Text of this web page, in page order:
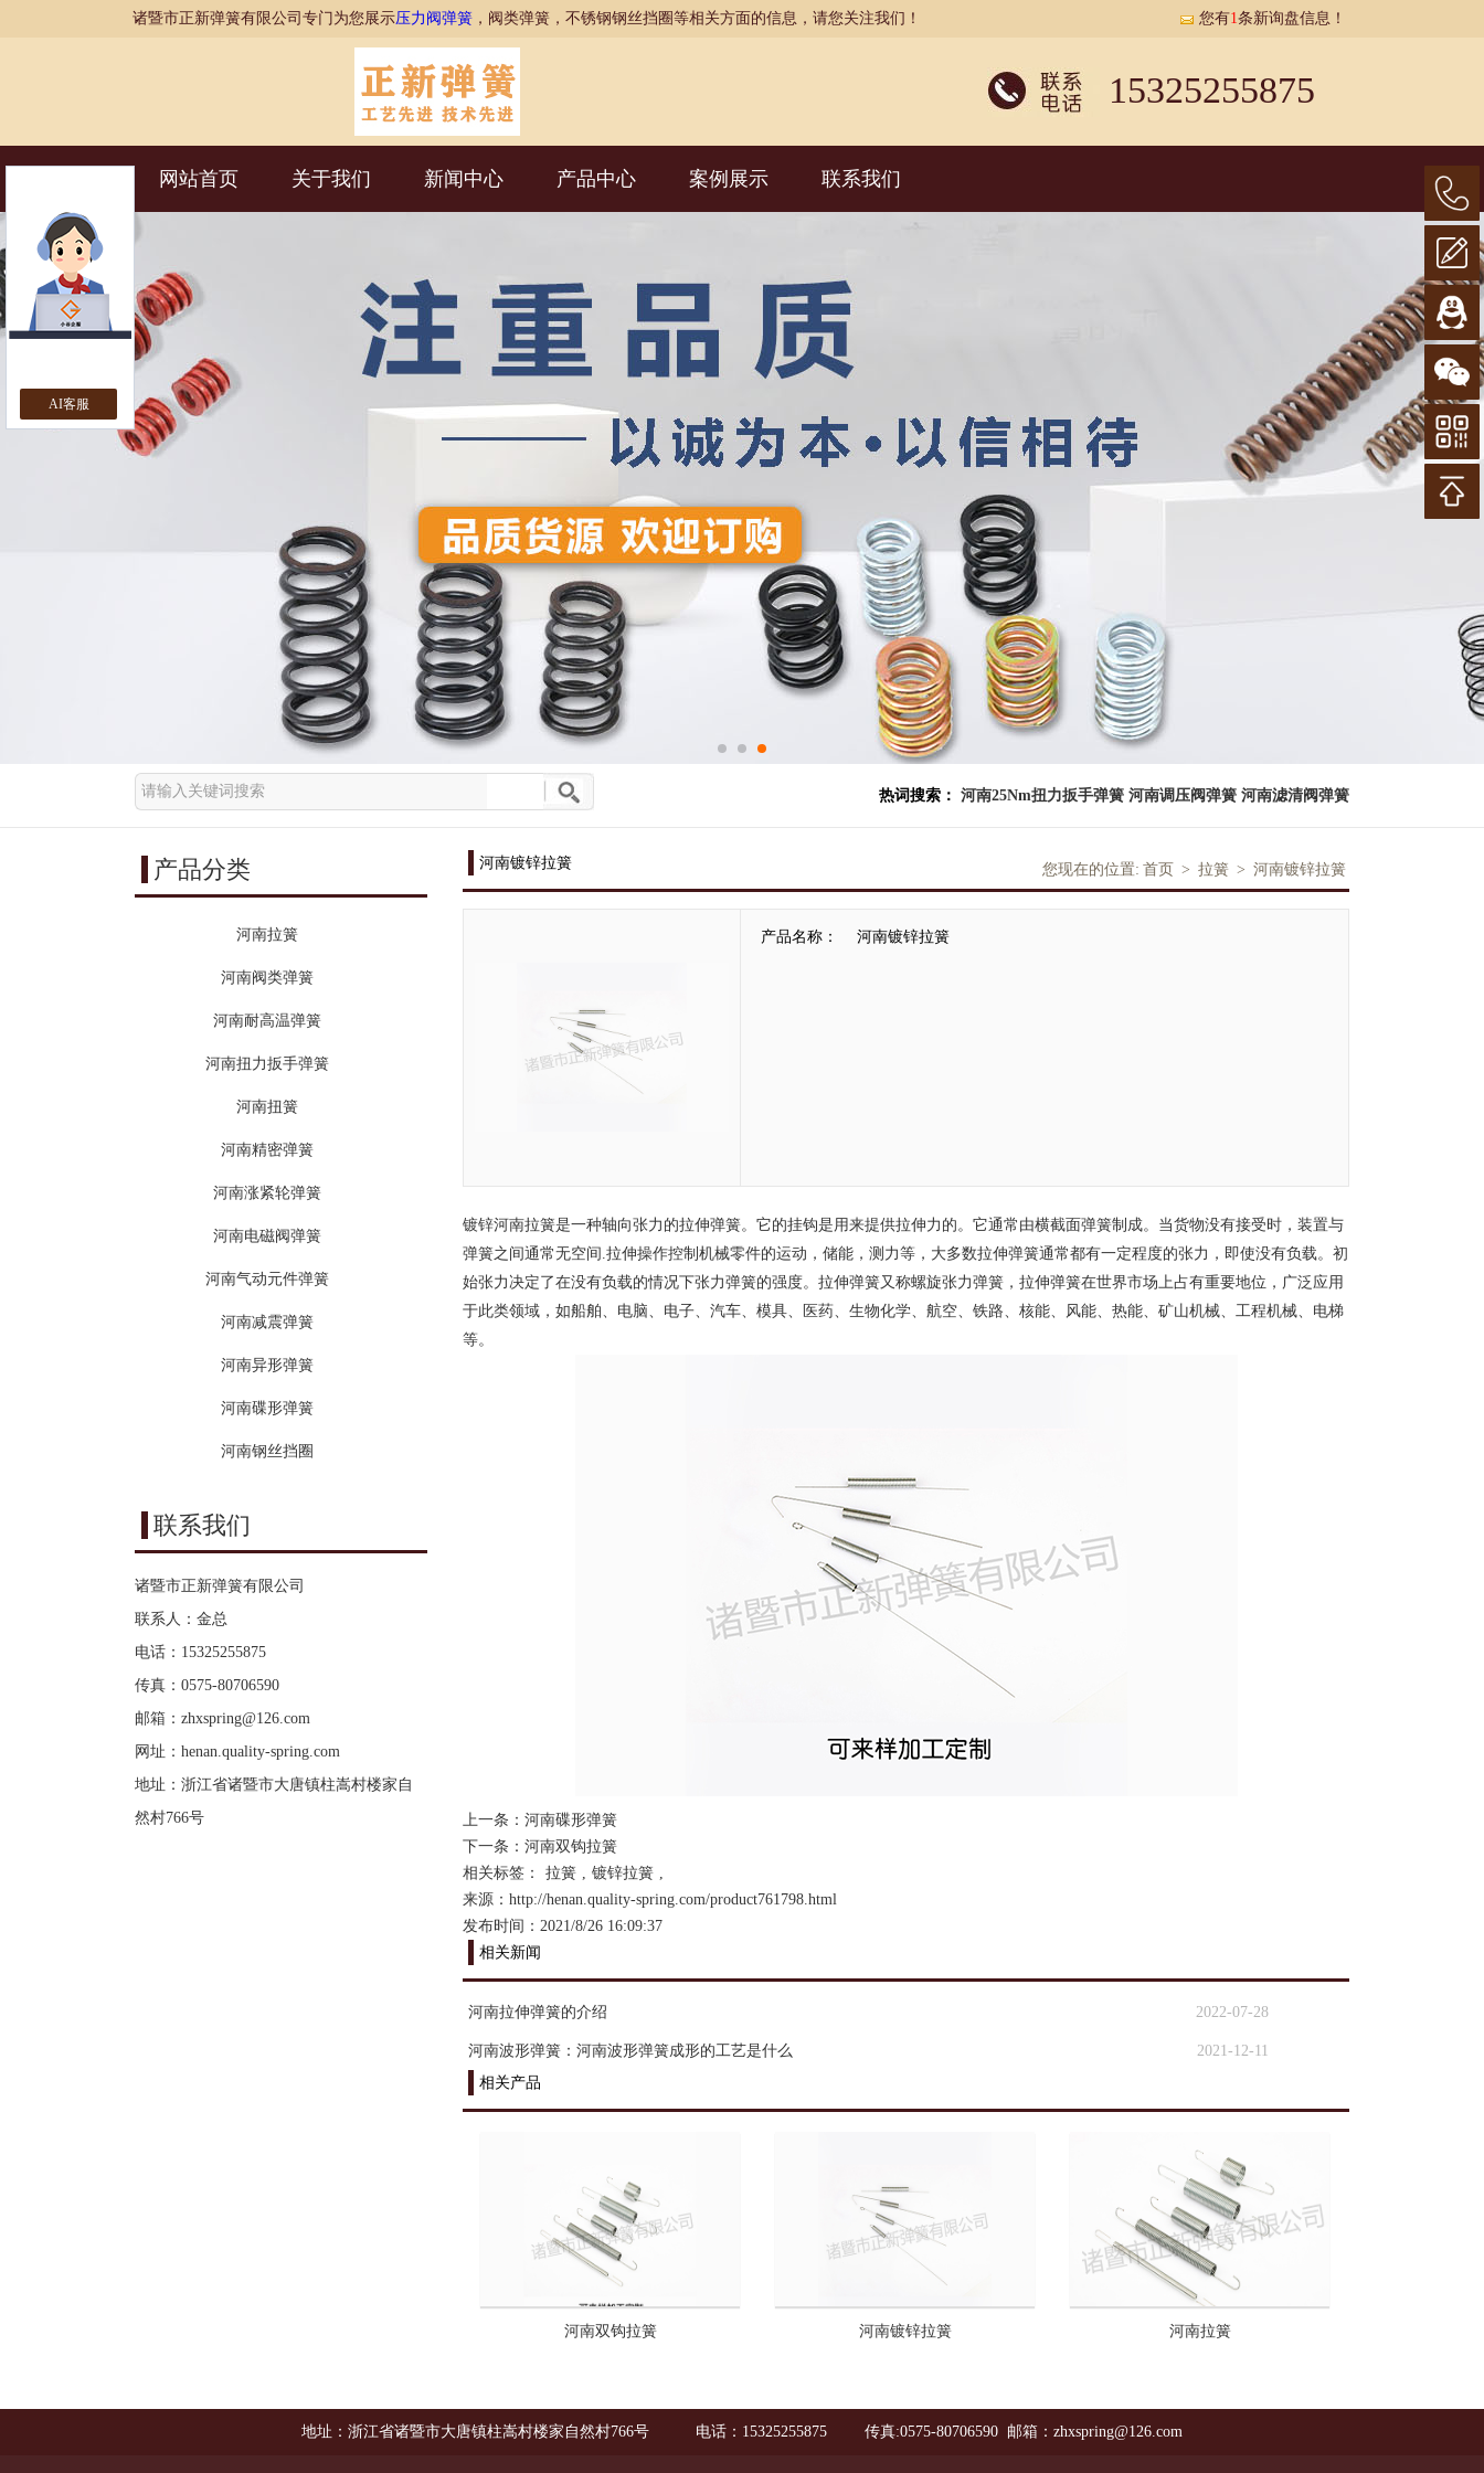
诸暨市正新弹簧有限公司专门为您展示压力阀弹簧 ，阀类弹簧，不锈钢钢丝挡圈等相关方面的信息，请您关注我们！ 您有1条新询盘信息！
15325255875
网站首页 关于我们 新闻中心 产品中心 案例展示 联系我们
热词搜索： 河南25Nm扭力扳手弹簧 河南调压阀弹簧 河南滤清阀弹簧
产品分类
河南拉簧
河南阀类弹簧
河南耐高温弹簧
河南扭力扳手弹簧
河南扭簧
河南精密弹簧
河南涨紧轮弹簧
河南电磁阀弹簧
河南气动元件弹簧
河南减震弹簧
河南异形弹簧
河南碟形弹簧
河南钢丝挡圈
联系我们
诸暨市正新弹簧有限公司
联系人：金总
电话：15325255875
传真：0575-80706590
邮箱： zhxspring@126.com
网址： henan.quality-spring.com
地址：浙江省诸暨市大唐镇柱嵩村楼家自
然村766号
河南镀锌拉簧 您现在的位置: 首页 > 拉簧 > 河南镀锌拉簧
产品名称： 河南镀锌拉簧
镀锌河南拉簧是一种轴向张力的拉伸弹簧。它的挂钩是用来提供拉伸力的。它通常由横截面弹簧制成。当货物没有接受时，装置与
弹簧之间通常无空间.拉伸操作控制机械零件的运动，储能，测力等，大多数拉伸弹簧通常都有一定程度的张力，即使没有负载。初
始张力决定了在没有负载的情况下张力弹簧的强度。拉伸弹簧又称螺旋张力弹簧，拉伸弹簧在世界市场上占有重要地位，广泛应用
于此类领域，如船舶、电脑、电子、汽车、模具、医药、生物化学、航空、铁路、核能、风能、热能、矿山机械、工程机械、电梯
等。
上一条： 河南碟形弹簧
下一条： 河南双钩拉簧
相关标签：
拉簧 , 镀锌拉簧 ,
来源：http://henan.quality-spring.com/product761798.html
发布时间：2021/8/26 16:09:37
相关新闻
河南拉伸弹簧的介绍 2022-07-28
河南波形弹簧：河南波形弹簧成形的工艺是什么
2021-12-11
相关产品
河南双钩拉簧 河南镀锌拉簧 河南拉簧
地址：浙江省诸暨市大唐镇柱嵩村楼家自然村766号 电话：15325255875 传真:0575-80706590 邮箱：zhxspring@126.com
AI客服